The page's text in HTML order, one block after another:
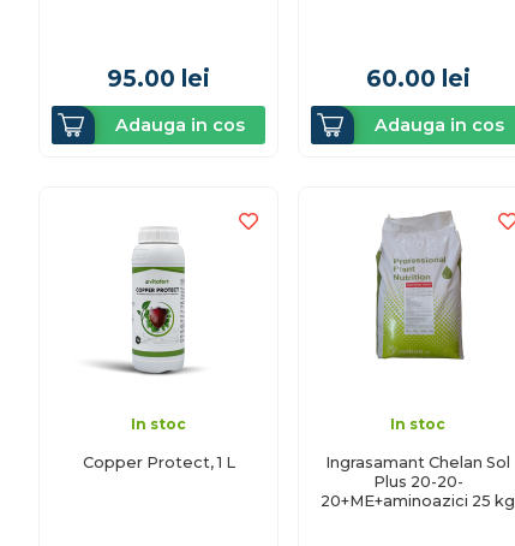
95.00 lei
Adauga in cos
60.00 lei
Adauga in cos
In stoc
Copper Protect, 1 L
In stoc
Ingrasamant Chelan Sol
Plus 20-20-
20+ME+aminoazici 25 kg